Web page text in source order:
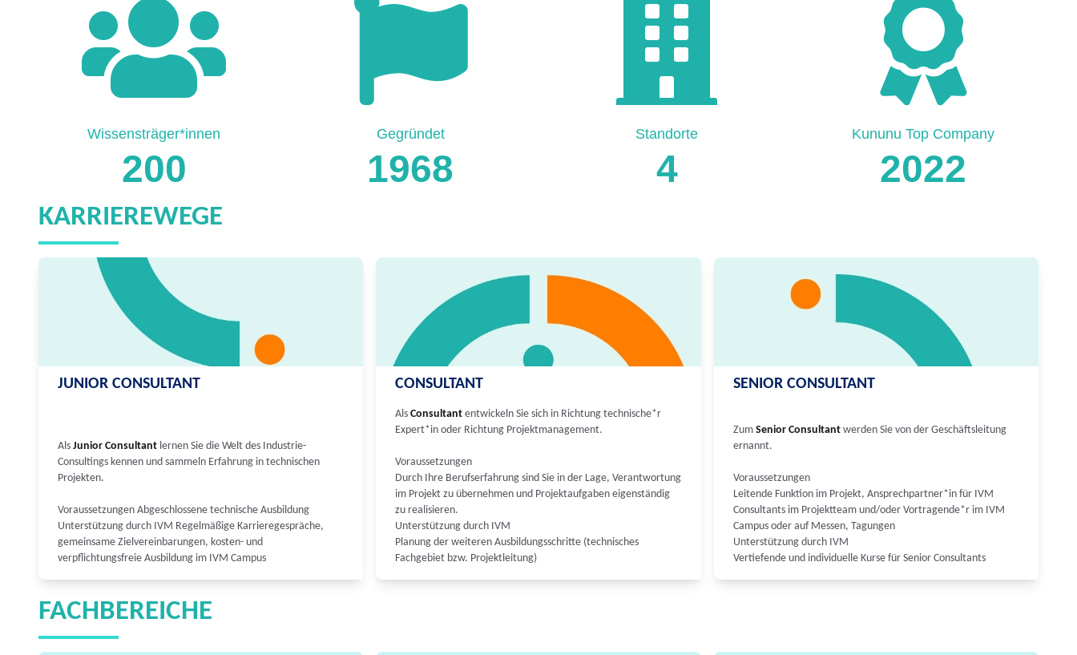
200
Wissensträger*innen
1968
Gegründet
4
Standorte
2022
Kununu Top Company
KARRIEREWEGE
JUNIOR CONSULTANT
Als Junior Consultant lernen Sie die Welt des Industrie-
Consultings kennen und sammeln Erfahrung in technischen
Projekten.
Voraussetzungen Abgeschlossene technische Ausbildung
Unterstützung durch IVM Regelmäßige Karrieregespräche,
gemeinsame Zielvereinbarungen, kosten- und
verpflichtungsfreie Ausbildung im IVM Campus
CONSULTANT
AlsConsultantentwickeln Sie sich in Richtung technische*r
Expert*in oder Richtung Projektmanagement.
Voraussetzungen
Durch Ihre Berufserfahrung sind Sie in der Lage, Verantwortung
im Projekt zu übernehmen und Projektaufgaben eigenständig
zu realisieren.
Unterstützung durch IVM
Planung der weiteren Ausbildungsschritte (technisches
Fachgebiet bzw. Projektleitung)
SENIOR CONSULTANT
Zum Senior Consultant werden Sie von der Geschäftsleitung
ernannt.
Voraussetzungen
Leitende Funktion im Projekt, Ansprechpartner*in für IVM
Consultants im Projektteam und/oder Vortragende*r im IVM
Campus oder auf Messen, Tagungen
Unterstützung durch IVM
Vertiefende und individuelle Kurse für Senior Consultants
FACHBEREICHE